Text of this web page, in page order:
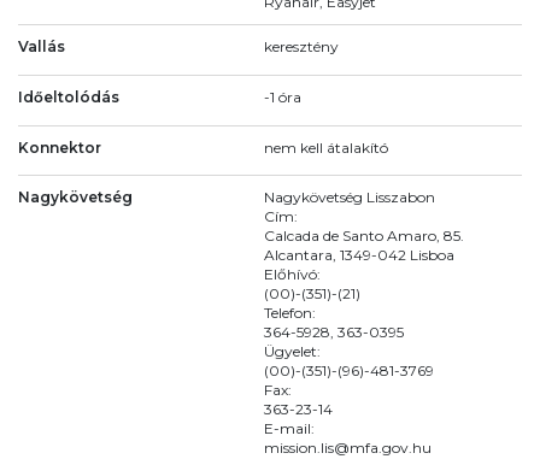
Vallás keresztény
Időeltolódás -1 óra
Konnektor nem kell átalakító
Nagykövetség
Nagykövetség Lisszabon
Cím:
Calcada de Santo Amaro, 85.
Alcantara, 1349-042 Lisboa
Előhívó:
(00)-(351)-(21)
Telefon:
364-5928, 363-0395
Ügyelet:
(00)-(351)-(96)-481-3769
Fax:
363-23-14
E-mail:
mission.lis@mfa.gov.hu